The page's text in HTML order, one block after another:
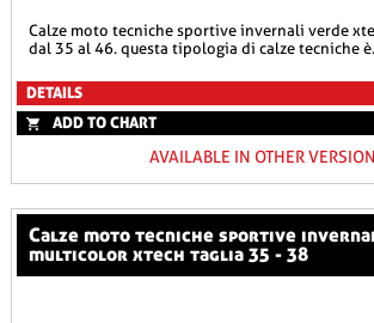
calze moto tecniche sportive invernali verde xtech taglie variabili
dal 35 al 46. questa tipologia di calze tecniche
DETAILS
ADD TO CHART
AVAILABLE IN OTHER
calze moto tecniche sportive invernali nere a righe
multicolor xtech taglia 35 - 38